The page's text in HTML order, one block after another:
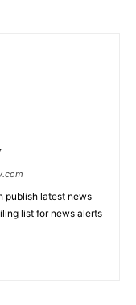
publish latest news
list for news alerts